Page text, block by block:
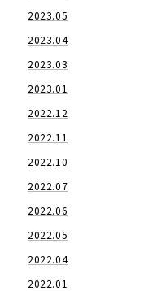
2023.05
2023.04
2023.03
2023.01
2022.12
2022.11
2022.10
2022.07
2022.06
2022.05
2022.04
2022.01